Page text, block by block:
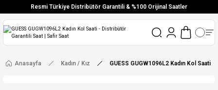
Resmi Türkiye Distribütör Garantili & %100 Orijinal Saatler
Vade Farksız 6 Taksit
Ücretsiz Kargo
Anasayfa Kadın / Kız GUESS GUGW1096L2 Kadın Kol Saati